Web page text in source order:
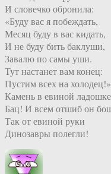
И словечко обронила:
«Буду вас я побеждать,
Месяц буду в вас кидать,
И не буду бить баклуши,
Завалю по самы уши.
Тут настанет вам конец:
Пустим всех на холодец!»
Камень в евиной
Бац! И всем отшиб он
Так от евиной руки
Динозавры полегли!